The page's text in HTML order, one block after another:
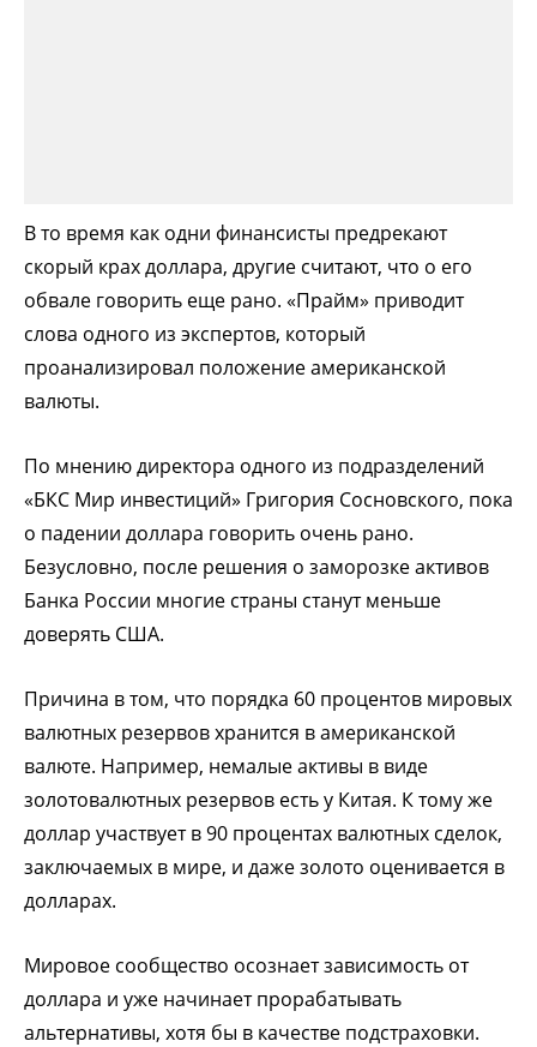
В то время как одни финансисты предрекают
скорый крах доллара, другие считают, что о его
обвале говорить еще рано. «Прайм» приводит
слова одного из экспертов, который
проанализировал положение американской
валюты.
По мнению директора одного из подразделений
«БКС Мир инвестиций» Григория Сосновского, пока
о падении доллара говорить очень рано.
Безусловно, после решения о заморозке активов
Банка России многие страны станут меньше
доверять США.
Причина в том, что порядка 60 процентов мировых
валютных резервов хранится в американской
валюте. Например, немалые активы в виде
золотовалютных резервов есть у Китая. К тому же
доллар участвует в 90 процентах валютных сделок,
заключаемых в мире, и даже золото оценивается в
долларах.
Мировое сообщество осознает зависимость от
доллара и уже начинает прорабатывать
альтернативы, хотя бы в качестве подстраховки.